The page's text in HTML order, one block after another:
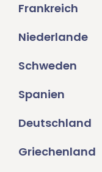
Frankreich
Niederlande
Schweden
Spanien
Deutschland
Griechenland